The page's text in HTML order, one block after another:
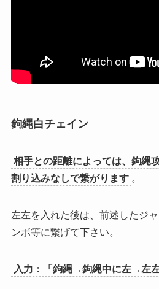
鉤縄白チェイン
相手との距離によっては、鉤縄
割り込みなしで繋がります 。
左左を入れた後は、前述したジ
ンボ等に繋げて下さい。
入力：「鉤縄→鉤縄中に左→左左